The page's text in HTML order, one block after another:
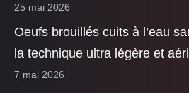
25 mai 2026
Oeufs brouillés cuits à l’eau
la technique ultra légère et
7 mai 2026